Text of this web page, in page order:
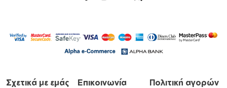
Σχετικά με εμάς Επικοινωνία Πολιτική αγορών